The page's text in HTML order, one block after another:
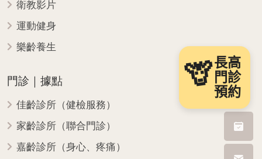
🦒長高
門診
預約
衛教影片
運動健身
樂齡養生
門診｜據點
佳齡診所（健檢服務）
家齡診所（聯合門診）
嘉齡診所（身心、疼痛）